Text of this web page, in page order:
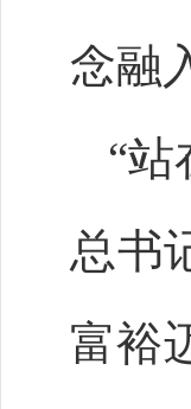
念融
“
总书
富裕